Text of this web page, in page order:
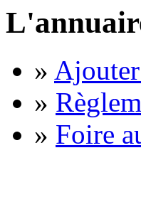
»
»
» Foire